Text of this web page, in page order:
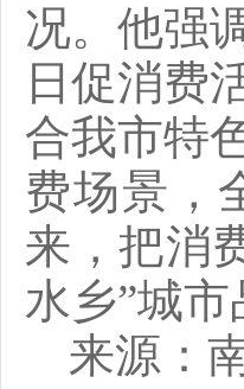
况。他强
日促消费
合我市特
费场景，
来，把消
水乡”城市
来源：